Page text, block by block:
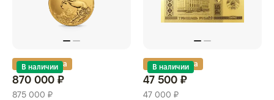
Золотая карта
В наличии
870 000 ₽
875 000 ₽
Золотая карта
В наличии
47 500 ₽
47 000 ₽